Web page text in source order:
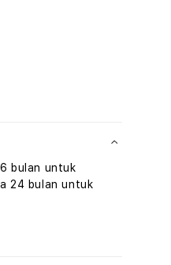
bulan untuk
24 bulan untuk